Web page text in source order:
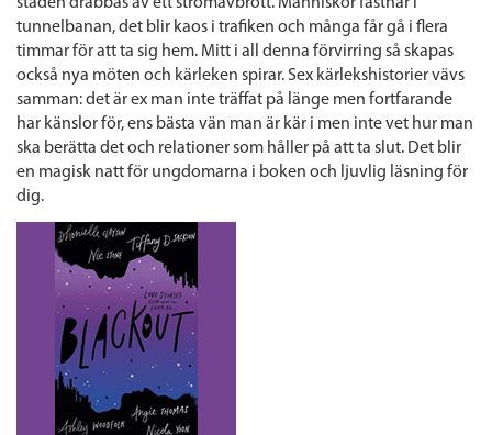
tunnelbanan, det blir kaos i trafiken och många får gå i flera
timmar för att ta sig hem. Mitt i all denna förvirring så skapas
också nya möten och kärleken spirar. Sex kärlekshistorier vävs
samman: det är ex man inte träffat på länge men fortfarande
har känslor för, ens bästa vän man är kär i men inte vet hur man
ska berätta det och relationer som håller på att ta slut. Det blir
en magisk natt för ungdomarna i boken och ljuvlig läsning för
dig.